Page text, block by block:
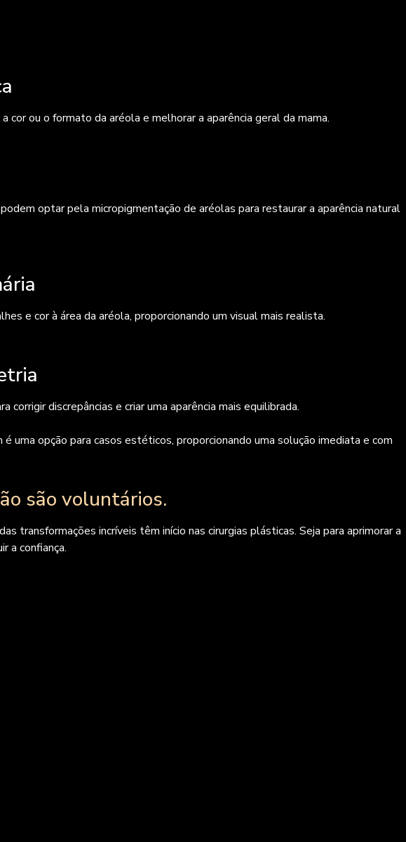
ou o formato da aréola e melhorar a aparência geral da mama.
optar pela micropigmentação de aréolas para restaurar a aparência natural
e cor à área da aréola, proporcionando um visual mais realista.
discrepâncias e criar uma aparência mais equilibrada.
opção para casos estéticos, proporcionando uma solução imediata e com
são voluntários.
transformações incríveis têm início nas cirurgias plásticas. Seja para aprimorar a
a confiança.